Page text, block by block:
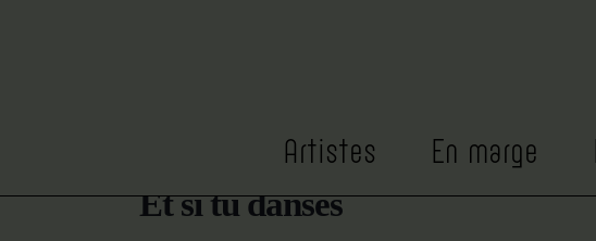
Artistes En marge
Et si tu danses